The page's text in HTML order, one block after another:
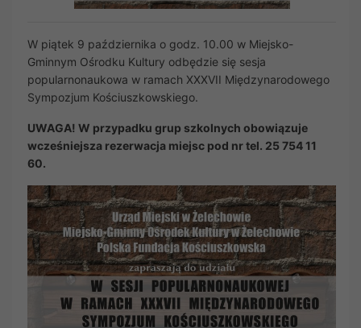
W piątek 9 października o godz. 10.00 w Miejsko-
Gminnym Ośrodku Kultury odbędzie się sesja
popularnonaukowa w ramach XXXVII Międzynarodowego
Sympozjum Kościuszkowskiego.
UWAGA! W przypadku grup szkolnych obowiązuje
wcześniejsza rezerwacja miejsc pod nr tel. 25 754 11
60.